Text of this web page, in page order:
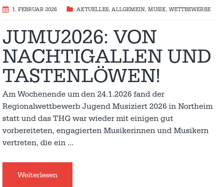
1. FEBRUAR 2026 AKTUELLES, ALLGEMEIN, MUSIK, WETTBEWERBE
JUMU2026: VON
NACHTIGALLEN UND
TASTENLÖWEN!
Am Wochenende um den 24.1.2026 fand der
Regionalwettbewerb Jugend Musiziert 2026 in Northeim
statt und das THG war wieder mit einigen gut
vorbereiteten, engagierten Musikerinnen und Musikern
vertreten, die ein …
Weiterlesen